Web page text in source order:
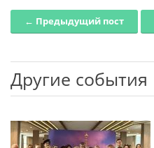
Post navigation
← Предыдущий пост
Другие события